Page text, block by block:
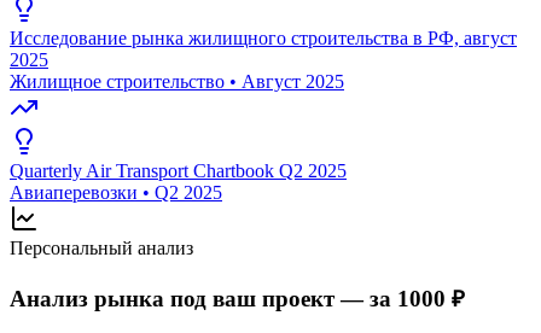
Исследование рынка жилищного строительства в РФ, август
2025
Жилищное строительство • Август 2025
Quarterly Air Transport Chartbook Q2 2025
Авиаперевозки • Q2 2025
Персональный анализ
Анализ рынка под ваш проект — за 1000 ₽